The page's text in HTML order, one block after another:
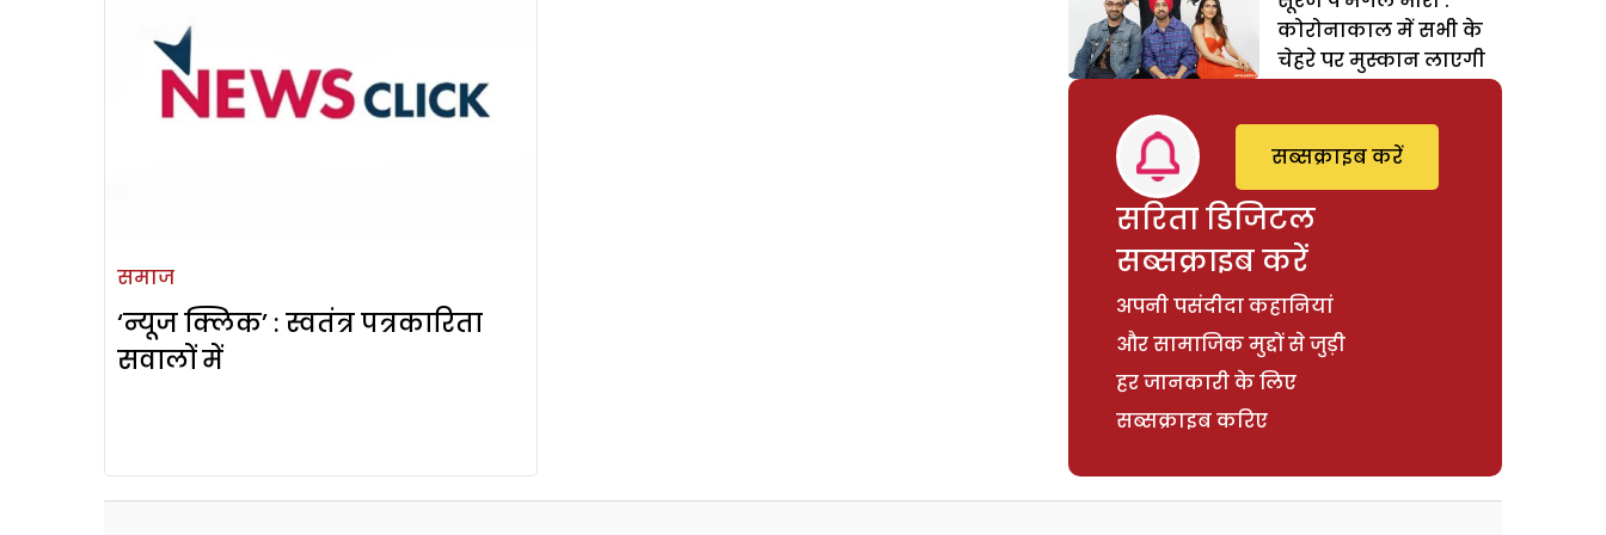
समाज
‘न्यूज क्लिक’ : स्वतंत्र पत्रकारिता
सवालों में
कोरोनाकाल में सभी के
चेहरे पर मुस्कान लाएगी
सरिता डिजिटल
सब्सक्राइब करें
अपनी पसंदीदा कहानियां
और सामाजिक मुद्दों से जुड़ी
हर जानकारी के लिए
सब्सक्राइब करिए
सब्सक्राइब करें